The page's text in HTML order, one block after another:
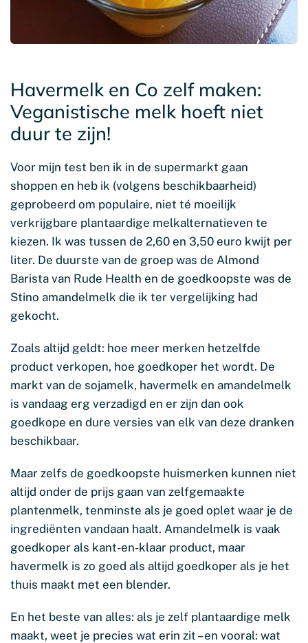
Havermelk en Co zelf maken:
Veganistische melk hoeft niet
duur te zijn!
Voor mijn test ben ik in de supermarkt gaan
shoppen en heb ik (volgens beschikbaarheid)
geprobeerd om populaire, niet té moeilijk
verkrijgbare plantaardige melkalternatieven te
kiezen. Ik was tussen de 2,60 en 3,50 euro kwijt per
liter. De duurste van de groep was de Almond
Barista van Rude Health en de goedkoopste was de
Stino amandelmelk die ik ter vergelijking had
gekocht.
Zoals altijd geldt: hoe meer merken hetzelfde
product verkopen, hoe goedkoper het wordt. De
markt van de sojamelk, havermelk en amandelmelk
is vandaag erg verzadigd en er zijn dan ook
goedkope en dure versies van elk van deze dranken
beschikbaar.
Maar zelfs de goedkoopste huismerken kunnen niet
altijd onder de prijs gaan van zelfgemaakte
plantenmelk, tenminste als je goed oplet waar je de
ingrediënten vandaan haalt. Amandelmelk is vaak
goedkoper als kant-en-klaar product, maar
havermelk is zo goed als altijd goedkoper als je het
thuis maakt met een blender.
En het beste van alles: als je zelf plantaardige melk
maakt, weet je precies wat erin zit – en vooral: wat